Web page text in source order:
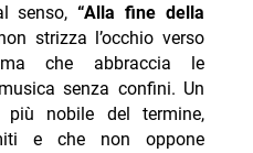
senso,“Alla fine della
strizza l’occhio verso
che abbraccia le
senza confini. Un
nobile del termine,
e che non oppone